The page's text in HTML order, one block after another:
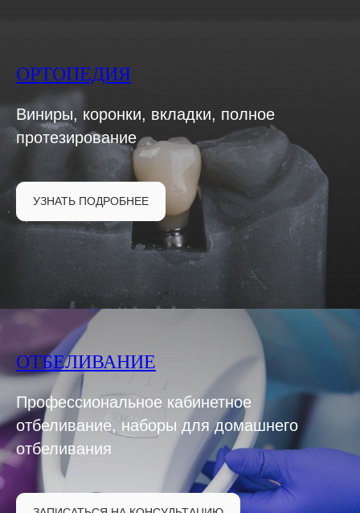
ОРТОПЕДИЯ
Виниры, коронки, вкладки, полное
протезирование
УЗНАТЬ ПОДРОБНЕЕ
ОТБЕЛИВАНИЕ
Профессиональное кабинетное
отбеливание, наборы для домашнего
отбеливания